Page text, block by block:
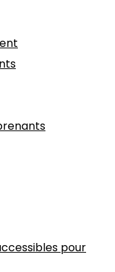
pour